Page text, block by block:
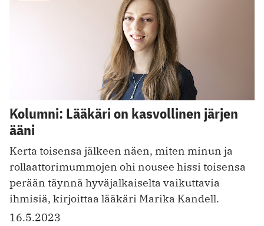
Kolumni: Lääkäri on kasvollinen järjen
ääni
Kerta toisensa jälkeen näen, miten minun ja
rollaattorimummojen ohi nousee hissi toisensa
perään täynnä hyväjalkaiselta vaikuttavia
ihmisiä, kirjoittaa lääkäri Marika Kandell.
16.5.2023